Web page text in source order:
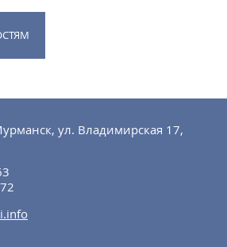
ул. Владимирская 17,